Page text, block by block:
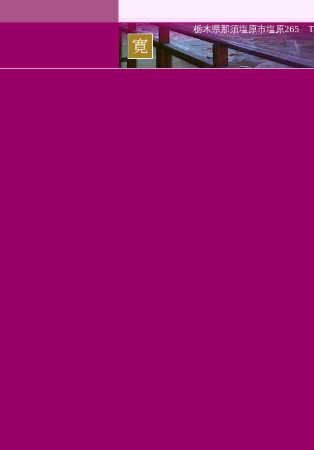
栃木県那須塩原市塩原265